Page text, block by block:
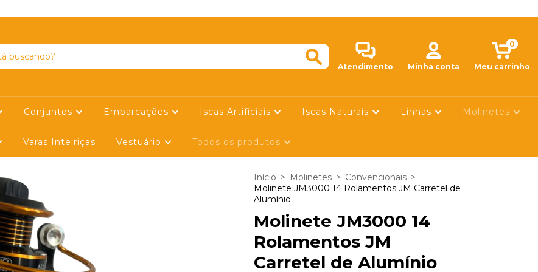
Atendimento Minha conta Meu carrinho
0
Conjuntos Embarcações Iscas Artificiais Iscas Naturais Linhas Molinetes
Varas Inteiriças Vestuário Todos os produtos
Início > Molinetes > Convencionais >
Molinete JM3000 14 Rolamentos JM Carretel de
Alumínio
Molinete JM3000 14
Rolamentos JM
Carretel de Alumínio